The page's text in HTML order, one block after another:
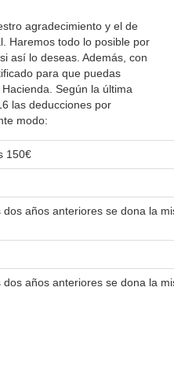
agradecimiento y el de
Haremos todo lo posible por
así lo deseas. Además, con
para que puedas
Según la última
las deducciones por
modo:
150€
dos años anteriores se dona la
dos años anteriores se dona la